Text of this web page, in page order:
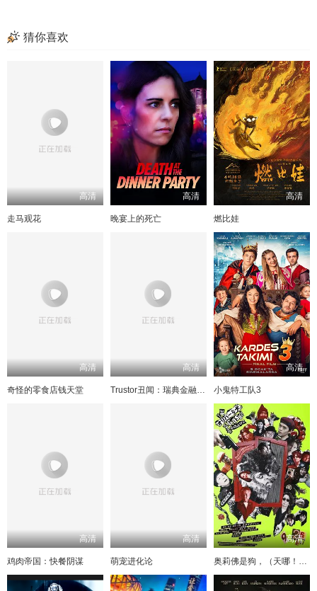
猜你喜欢
高清
走马观花
高清
晚宴上的死亡
高清
燃比娃
高清
奇怪的零食店钱天堂
高清
Trustor丑闻：瑞典金融案内幕
高清
小鬼特工队3
高清
鸡肉帝国：快餐阴谋
高清
萌宠进化论
高清
奥莉佛是狗，（天哪！！）这家伙电影版